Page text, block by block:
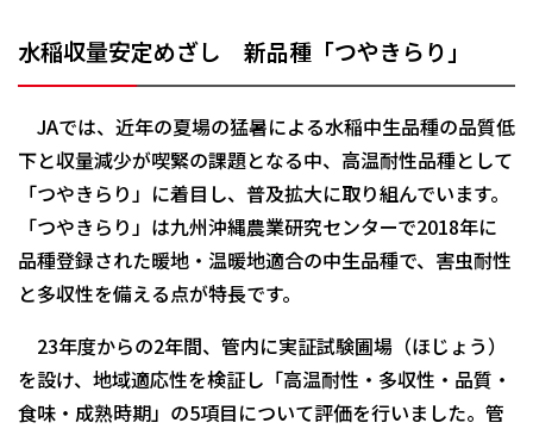
水稲収量安定めざし 新品種「つやきらり」
JAでは、近年の夏場の猛暑による水稲中生品種の品質低
下と収量減少が喫緊の課題となる中、高温耐性品種として
「つやきらり」に着目し、普及拡大に取り組んでいます。
「つやきらり」は九州沖縄農業研究センターで2018年に
品種登録された暖地・温暖地適合の中生品種で、害虫耐性
と多収性を備える点が特長です。
23年度からの2年間、管内に実証試験圃場（ほじょう）
を設け、地域適応性を検証し「高温耐性・多収性・品質・
食味・成熟時期」の5項目について評価を行いました。管